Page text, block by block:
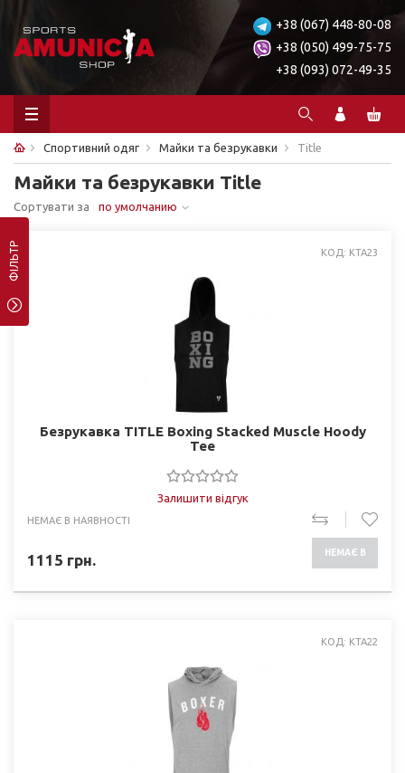
+38 (067) 448-80-08
+38 (050) 499-75-75
+38 (093) 072-49-35
Спортивний одяг Майки та безрукавки Title
Майки та безрукавки Title
Сортувати за по умолчанию
ФІЛЬТР КОД: KTA23
Безрукавка TITLE Boxing Stacked Muscle Hoody
Tee
Залишити відгук
НЕМАЄ В НАЯВНОСТІ
1115 грн. НЕМАЄ В
КОД: KTA22